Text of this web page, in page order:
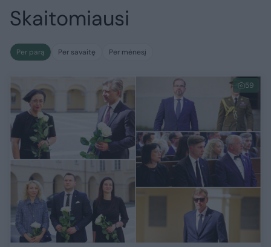
Skaitomiausi
Per parą Per savaitę Per mėnesį
59